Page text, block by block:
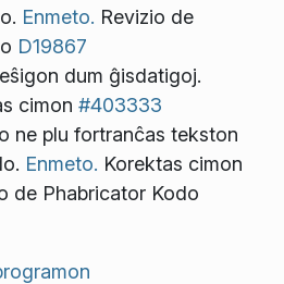
Enmeto. Revizio de
D19867
dum ĝisdatigoj.
cimon #403333
ne plu fortranĉas tekston
Enmeto. Korektas cimon
de Phabricator Kodo